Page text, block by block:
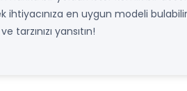
ihtiyacınıza en uygun modeli
yansıtın!